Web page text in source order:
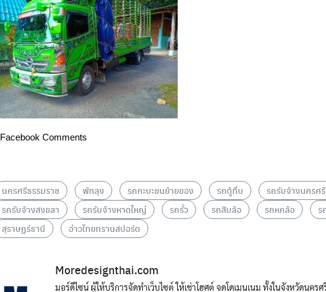
Facebook Comments
นครศรีธรรมราช พัทลุง รถกะบะขนย้ายของ รถตู้ทึบ รถรับจ้างนครศ
รถรับจ้างสงขลา
รถรับจ้างหาดใหญ่ รถรั้ว รถสิบล้อ รถหกล้อ ร
สุราษฏร์ธานี
อ่าวไทยทรานสปอร์ต
Moredesignthai.com
มอร์ดีไซน์ ผู้ให้บริการจัดทำเว็บไซต์ ให้เช่าโฮศต์ จดโดเมนเนม ทั้งในจังหวัดนคร